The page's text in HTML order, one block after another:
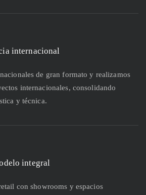
internacional
de gran formato y realizamos
internacionales, consolidando
y técnica.
integral
con showrooms y espacios